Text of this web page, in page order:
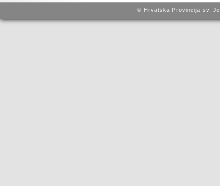
© Hrvatska Provincija sv.